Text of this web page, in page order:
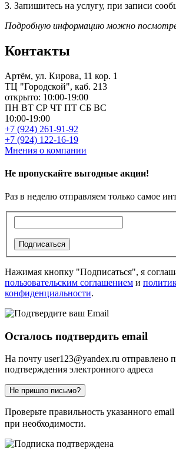
3. Запишитесь на услугу, при записи
Подробную информацию можно
Контакты
Артём, ул. Кирова, 11 кор. 1
ТЦ "Городской", каб. 213
открыто: 10:00-19:00
ПН ВТ СР ЧТ ПТ СБ ВС
10:00-19:00
+7 (924) 261-91-92
+7 (924) 122-16-19
Мнения о компании
Не пропускайте выгодные акции!
Раз в неделю отправляем только самое
Подписаться
Нажимая кнопку "Подписаться", я
пользовательским соглашением и
конфиденциальности.
Осталось подтвердить email
На почту user123@yandex.ru отправлено
подтверждения электронного адреса
Не пришло письмо?
Проверьте правильность указанного email
при необходимости.